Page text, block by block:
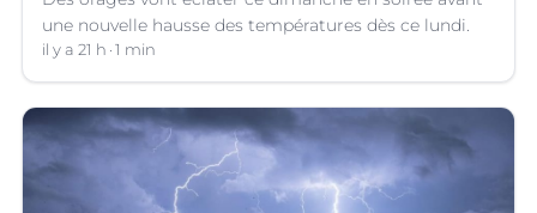
une nouvelle hausse des températures dès ce lundi.
il y a 21 h 1 min